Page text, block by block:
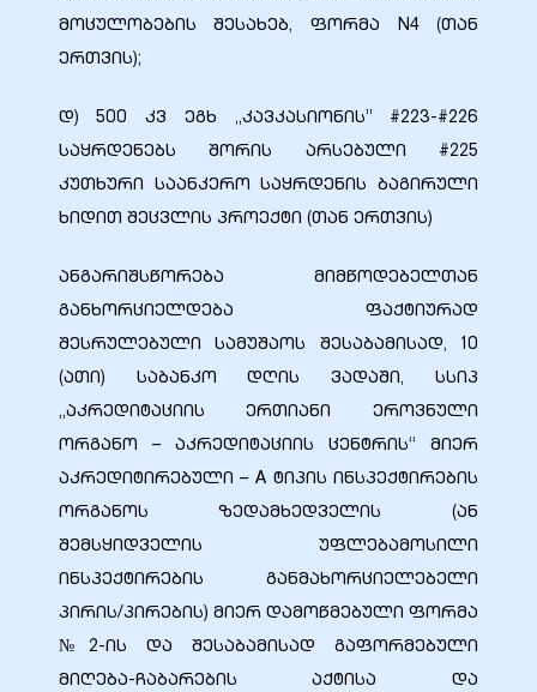
მოცულობების შესახებ, ფორმა N4 (თან
ერთვის);
დ) 500 კვ ეგხ ,,კავკასიონის’’ #223-#226
საყრდენებს შორის არსებული #225
კუთხური საანკერო საყრდენის ბაგირული
ხიდით შეცვლის პროექტი (თან ერთვის)
ანგარიშსწორება მიმწოდებელთან
განხორციელდება ფაქტიურად
შესრულებული სამუშაოს შესაბამისად, 10
(ათი) საბანკო დღის ვადაში, სსიპ
„აკრედიტაციის ერთიანი ეროვნული
ორგანო – აკრედიტაციის ცენტრის“ მიერ
აკრედიტირებული – A ტიპის ინსპექტირების
ორგანოს ზედამხედველის (ან
შემსყიდველის უფლებამოსილი
ინსპექტირების განმახორციელებელი
პირის/პირების) მიერ დამოწმებული ფორმა
№2-ის და შესაბამისად გაფორმებული
მიღება-ჩაბარების აქტისა და